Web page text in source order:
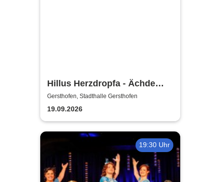
Hillus Herzdropfa - Ächde
Älbler
Gersthofen, Stadthalle Gersthofen
19.09.2026
19:30 Uhr